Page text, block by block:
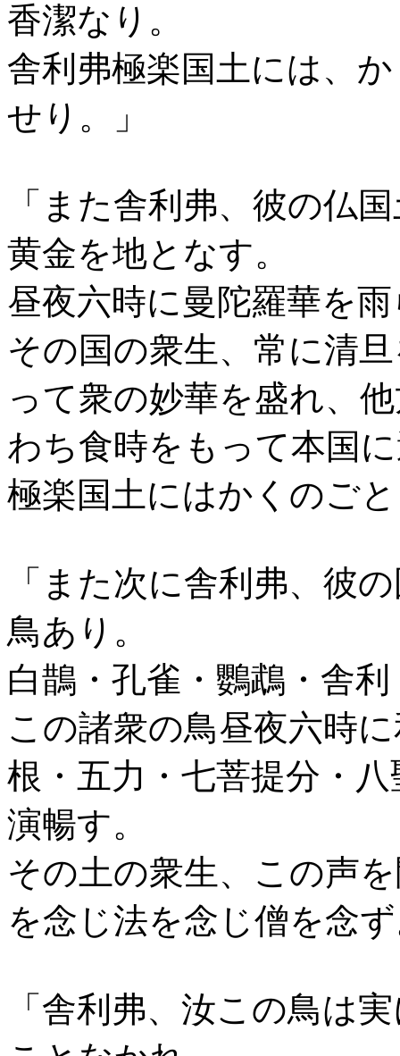
香潔なり。
舎利弗極楽国土には、
せり。」
「また舎利弗、彼の仏
黄金を地となす。
昼夜六時に曼陀羅華を
その国の衆生、常に清
って衆の妙華を盛れ、
わち食時をもって本国
極楽国土にはかくのご
「また次に舎利弗、彼
鳥あり。
白鵲・孔雀・鸚鵡・舎
この諸衆の鳥昼夜六時
根・五力・七菩提分・
演暢す。
その土の衆生、この声
を念じ法を念じ僧を念
「舎利弗、汝この鳥は